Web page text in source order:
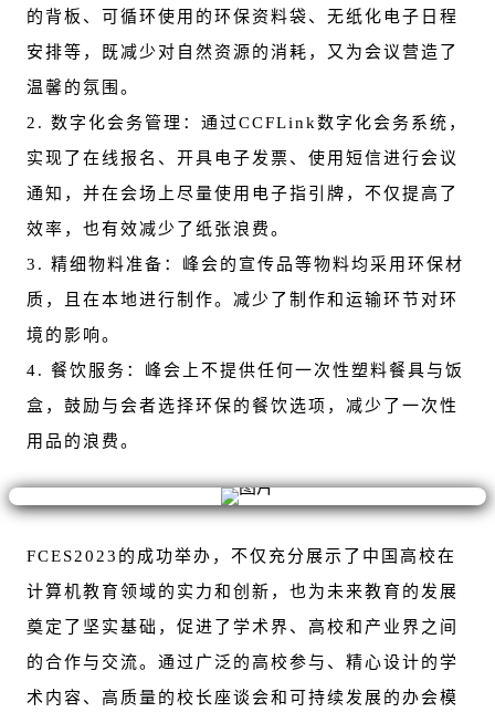
的背板、可循环使用的环保资料袋、无纸化电子日程
安排等，既减少对自然资源的消耗，又为会议营造了
温馨的氛围。
2. 数字化会务管理：通过CCFLink数字化会务系统，
实现了在线报名、开具电子发票、使用短信进行会议
通知，并在会场上尽量使用电子指引牌，不仅提高了
效率，也有效减少了纸张浪费。
3. 精细物料准备：峰会的宣传品等物料均采用环保材
质，且在本地进行制作。减少了制作和运输环节对环
境的影响。
4. 餐饮服务：峰会上不提供任何一次性塑料餐具与饭
盒，鼓励与会者选择环保的餐饮选项，减少了一次性
用品的浪费。
FCES2023的成功举办，不仅充分展示了中国高校在
计算机教育领域的实力和创新，也为未来教育的发展
奠定了坚实基础，促进了学术界、高校和产业界之间
的合作与交流。通过广泛的高校参与、精心设计的学
术内容、高质量的校长座谈会和可持续发展的办会模